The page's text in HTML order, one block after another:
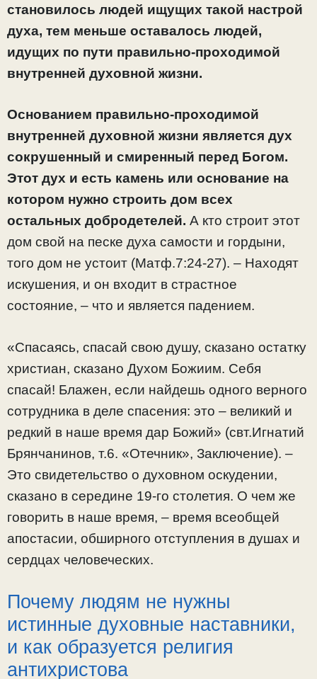
становилось людей ищущих такой настрой
духа, тем меньше оставалось людей,
идущих по пути правильно-проходимой
внутренней духовной жизни.
Основанием правильно-проходимой
внутренней духовной жизни является дух
сокрушенный и смиренный перед Богом.
Этот дух и есть камень или основание на
котором нужно строить дом всех
остальных добродетелей. А кто строит этот
дом свой на песке духа самости и гордыни,
того дом не устоит (Матф.7:24-27). – Находят
искушения, и он входит в страстное
состояние, – что и является падением.
«Спасаясь, спасай свою душу, сказано остатку
христиан, сказано Духом Божиим. Себя
спасай! Блажен, если найдешь одного верного
сотрудника в деле спасения: это – великий и
редкий в наше время дар Божий» (свт.Игнатий
Брянчанинов, т.6. «Отечник», Заключение). –
Это свидетельство о духовном оскудении,
сказано в середине 19-го столетия. О чем же
говорить в наше время, – время всеобщей
апостасии, обширного отступления в душах и
сердцах человеческих.
Почему людям не нужны
истинные духовные наставники,
и как образуется религия
антихристова